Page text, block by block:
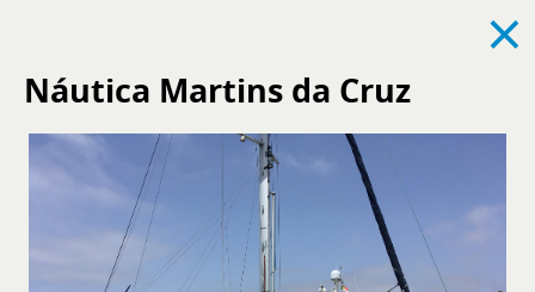
×
Náutica Martins da Cruz